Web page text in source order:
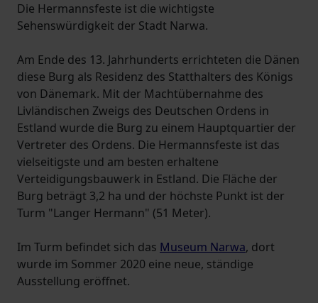
Die Hermannsfeste ist die wichtigste
Sehenswürdigkeit der Stadt Narwa.
Am Ende des 13. Jahrhunderts errichteten die Dänen
diese Burg als Residenz des Statthalters des Königs
von Dänemark. Mit der Machtübernahme des
Livländischen Zweigs des Deutschen Ordens in
Estland wurde die Burg zu einem Hauptquartier der
Vertreter des Ordens. Die Hermannsfeste ist das
vielseitigste und am besten erhaltene
Verteidigungsbauwerk in Estland. Die Fläche der
Burg beträgt 3,2 ha und der höchste Punkt ist der
Turm "Langer Hermann" (51 Meter).
Im Turm befindet sich das Museum Narwa, dort
wurde im Sommer 2020 eine neue, ständige
Ausstellung eröffnet.